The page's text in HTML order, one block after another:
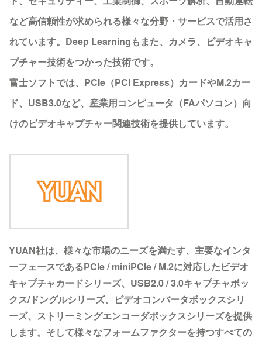
など高信頼性が求められる様々な分野・サービスで活用さ
れています。Deep Learningもまた、カメラ、ビデオキャ
プチャー技術をつかった技術です。
富士ソフトでは、PCIe（PCI Express）カードやM.2カー
ド、USB3.0など、産業用コンピュータ（FAパソコン）向
けのビデオキャプチャー関連技術を提供しています。
YUAN社は、様々な市場のニーズを満たす、主要なインタ
ーフェースであるPCIe / miniPCIe / M.2に対応したビデオ
キャプチャカードシリーズ、USB2.0 / 3.0キャプチャボッ
クス/ドングルシリーズ、ビデオコンバータボックスシリ
ーズ、ストリーミングエンコーダボックスシリーズを提供
します。そして様々なフォームファクターを持つすべての